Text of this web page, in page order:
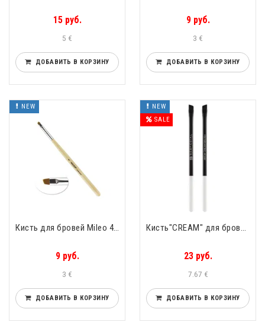
15 руб.
5 €
ДОБАВИТЬ В КОРЗИНУ
9 руб.
3 €
ДОБАВИТЬ В КОРЗИНУ
NEW
Кисть для бровей Mileo 4 Mileo Скосый ворс
9 руб.
3 €
ДОБАВИТЬ В КОРЗИНУ
SALE
NEW
23 руб.
7.67 €
ДОБАВИТЬ В КОРЗИНУ